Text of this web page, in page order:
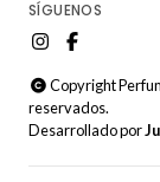
SÍGUENOS
Copyright
reservados.
Desarrollado por